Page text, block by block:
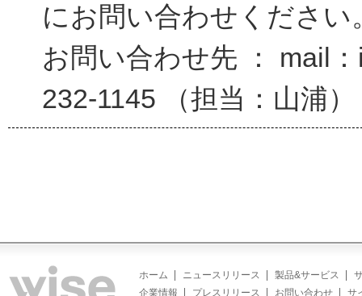
にお問い合わせください
お問い合わせ先 ： mail
232-1145 （担当：山浦）
ホーム ニュースリリース 製品&サービス
企業情報
プレスリリース お問い合わせ サ